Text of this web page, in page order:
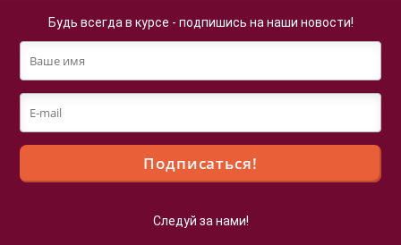
Будь всегда в курсе - подпишись на наши новости!
Следуй за нами!